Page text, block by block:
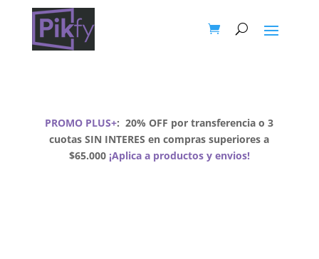
PROMO PLUS+:20% OFF por transferencia o 3
cuotas SIN INTERES en compras superiores a
$65.000¡Aplica a productos y envios!